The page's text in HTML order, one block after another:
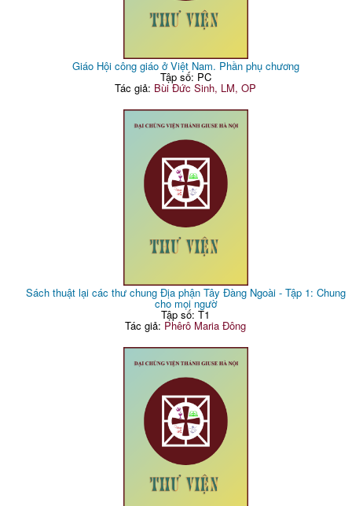
Giáo Hội công giáo ở Việt Nam. Phần phụ chương
Tập số: PC
Tác giả: Bùi Đức Sinh, LM, OP
Sách thuật lại các thư chung Địa phận Tây Đàng Ngoài - Tập 1: Chung
cho mọi ngườ
Tập số: T1
Tác giả: Phêrô Maria Đông